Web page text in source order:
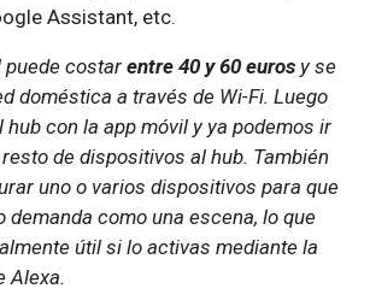
Assistant, etc.
puede costar entre 40 y 60 euros y se
doméstica a través de Wi-Fi. Luego
con la app móvil y ya podemos ir
de dispositivos al hub. También
uno o varios dispositivos para que
demanda como una escena, lo que
útil si lo activas mediante la
Alexa.